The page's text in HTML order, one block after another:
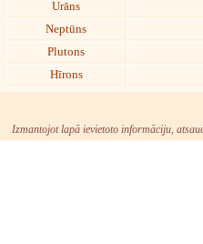
Urāns
Neptūns
Plutons
Hīrons
Izmantojot lapā ievietoto informāciju,